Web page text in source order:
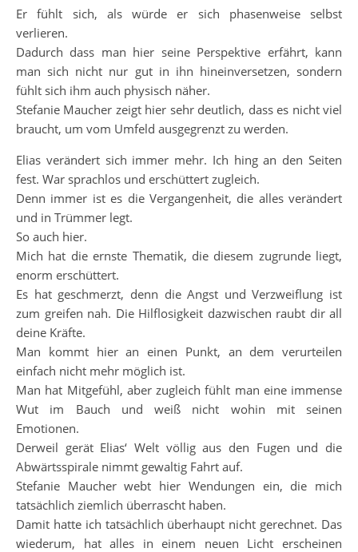
Er fühlt sich, als würde er sich phasenweise selbst
verlieren.
Dadurch dass man hier seine Perspektive erfährt, kann
man sich nicht nur gut in ihn hineinversetzen, sondern
fühlt sich ihm auch physisch näher.
Stefanie Maucher zeigt hier sehr deutlich, dass es nicht viel
braucht, um vom Umfeld ausgegrenzt zu werden.
Elias verändert sich immer mehr. Ich hing an den Seiten
fest. War sprachlos und erschüttert zugleich.
Denn immer ist es die Vergangenheit, die alles verändert
und in Trümmer legt.
So auch hier.
Mich hat die ernste Thematik, die diesem zugrunde liegt,
enorm erschüttert.
Es hat geschmerzt, denn die Angst und Verzweiflung ist
zum greifen nah. Die Hilflosigkeit dazwischen raubt dir all
deine Kräfte.
Man kommt hier an einen Punkt, an dem verurteilen
einfach nicht mehr möglich ist.
Man hat Mitgefühl, aber zugleich fühlt man eine immense
Wut im Bauch und weiß nicht wohin mit seinen
Emotionen.
Derweil gerät Elias‘ Welt völlig aus den Fugen und die
Abwärtsspirale nimmt gewaltig Fahrt auf.
Stefanie Maucher webt hier Wendungen ein, die mich
tatsächlich ziemlich überrascht haben.
Damit hatte ich tatsächlich überhaupt nicht gerechnet. Das
wiederum, hat alles in einem neuen Licht erscheinen